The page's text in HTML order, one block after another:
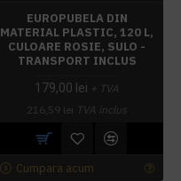
EUROPUBELA DIN
MATERIAL PLASTIC, 120 L,
CULOARE ROSIE, SULO -
TRANSPORT INCLUS
179,00 lei + TVA
216,59 lei TVA inclus
Cumpara acum